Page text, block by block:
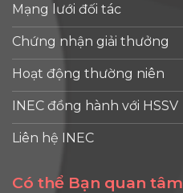
Mạng lưới đối tác
Chứng nhận giải thưởng
Hoạt động thường niên
INEC đồng hành với HSSV
Liên hệ INEC
Có thể Bạn quan tâm